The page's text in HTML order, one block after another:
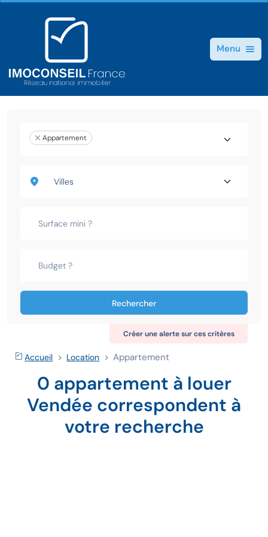
Menu
Appartement
Rechercher
Créer une alerte sur ces critères
Accueil Location Appartement
0 appartement à louer
Vendée correspondent à
votre recherche